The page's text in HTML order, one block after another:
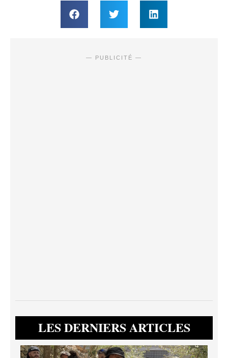
— PUBLICITÉ —
LES DERNIERS ARTICLES